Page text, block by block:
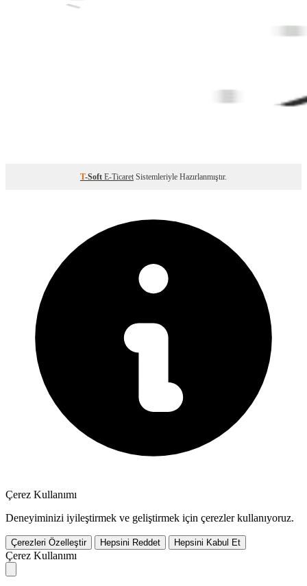
T-Soft E-Ticaret Sistemleriyle Hazırlanmıştır.
Çerez Kullanımı
Deneyiminizi iyileştirmek ve geliştirmek için çerezler kullanıyoruz.
Çerezleri Özelleştir Hepsini Reddet Hepsini Kabul Et
Çerez Kullanımı